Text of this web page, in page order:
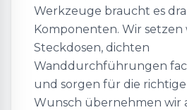
Werkzeuge braucht es
Komponenten. Wir
Steckdosen, dichten
Wanddurchführungen
und sorgen für die
Wunsch übernehmen wir